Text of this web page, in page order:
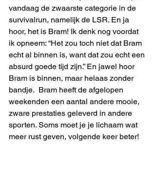
vandaag de zwaarste categorie in de
survivalrun, namelijk de LSR. En ja
hoor, het is Bram! Ik denk nog voordat
ik opneem: “Het zou toch niet dat Bram
echt al binnen is, want dat zou echt een
absurd goede tijd zijn.” En jawel hoor
Bram is binnen, maar helaas zonder
bandje.  Bram heeft de afgelopen
weekenden een aantal andere mooie,
zware prestaties geleverd in andere
sporten. Soms moet je je lichaam wat
meer rust geven, volgende keer beter!